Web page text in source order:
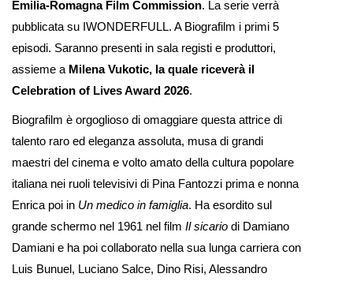
Emilia-Romagna Film Commission. La serie verrà
pubblicata su IWONDERFULL. A Biografilm i primi 5
episodi. Saranno presenti in sala registi e produttori,
assieme a Milena Vukotic, la quale riceverà il
Celebration of Lives Award 2026.
Biografilm è orgoglioso di omaggiare questa attrice di
talento raro ed eleganza assoluta, musa di grandi
maestri del cinema e volto amato della cultura popolare
italiana nei ruoli televisivi di Pina Fantozzi prima e nonna
Enrica poi in Un medico in famiglia. Ha esordito sul
grande schermo nel 1961 nel film Il sicario di Damiano
Damiani e ha poi collaborato nella sua lunga carriera con
Luis Bunuel, Luciano Salce, Dino Risi, Alessandro